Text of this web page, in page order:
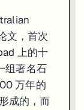
文，首次
上的十
组著名石
万年的
成的，而